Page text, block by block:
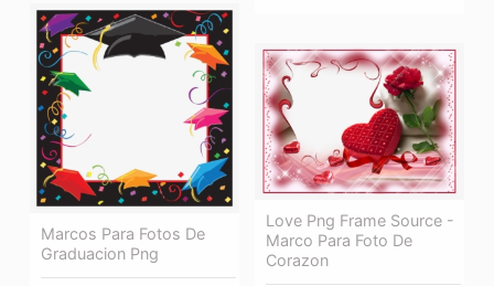
Marcos Para Fotos De
Graduacion Png
Love Png Frame Source -
Marco Para Foto De
Corazon